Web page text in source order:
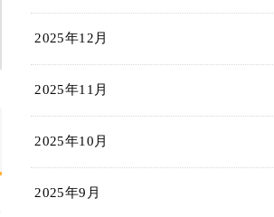
2025年12月
2025年11月
2025年10月
2025年9月